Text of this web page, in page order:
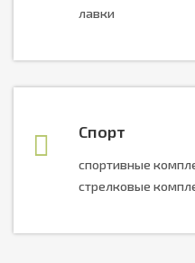
лавки
Спорт
спортивные
стрелковые